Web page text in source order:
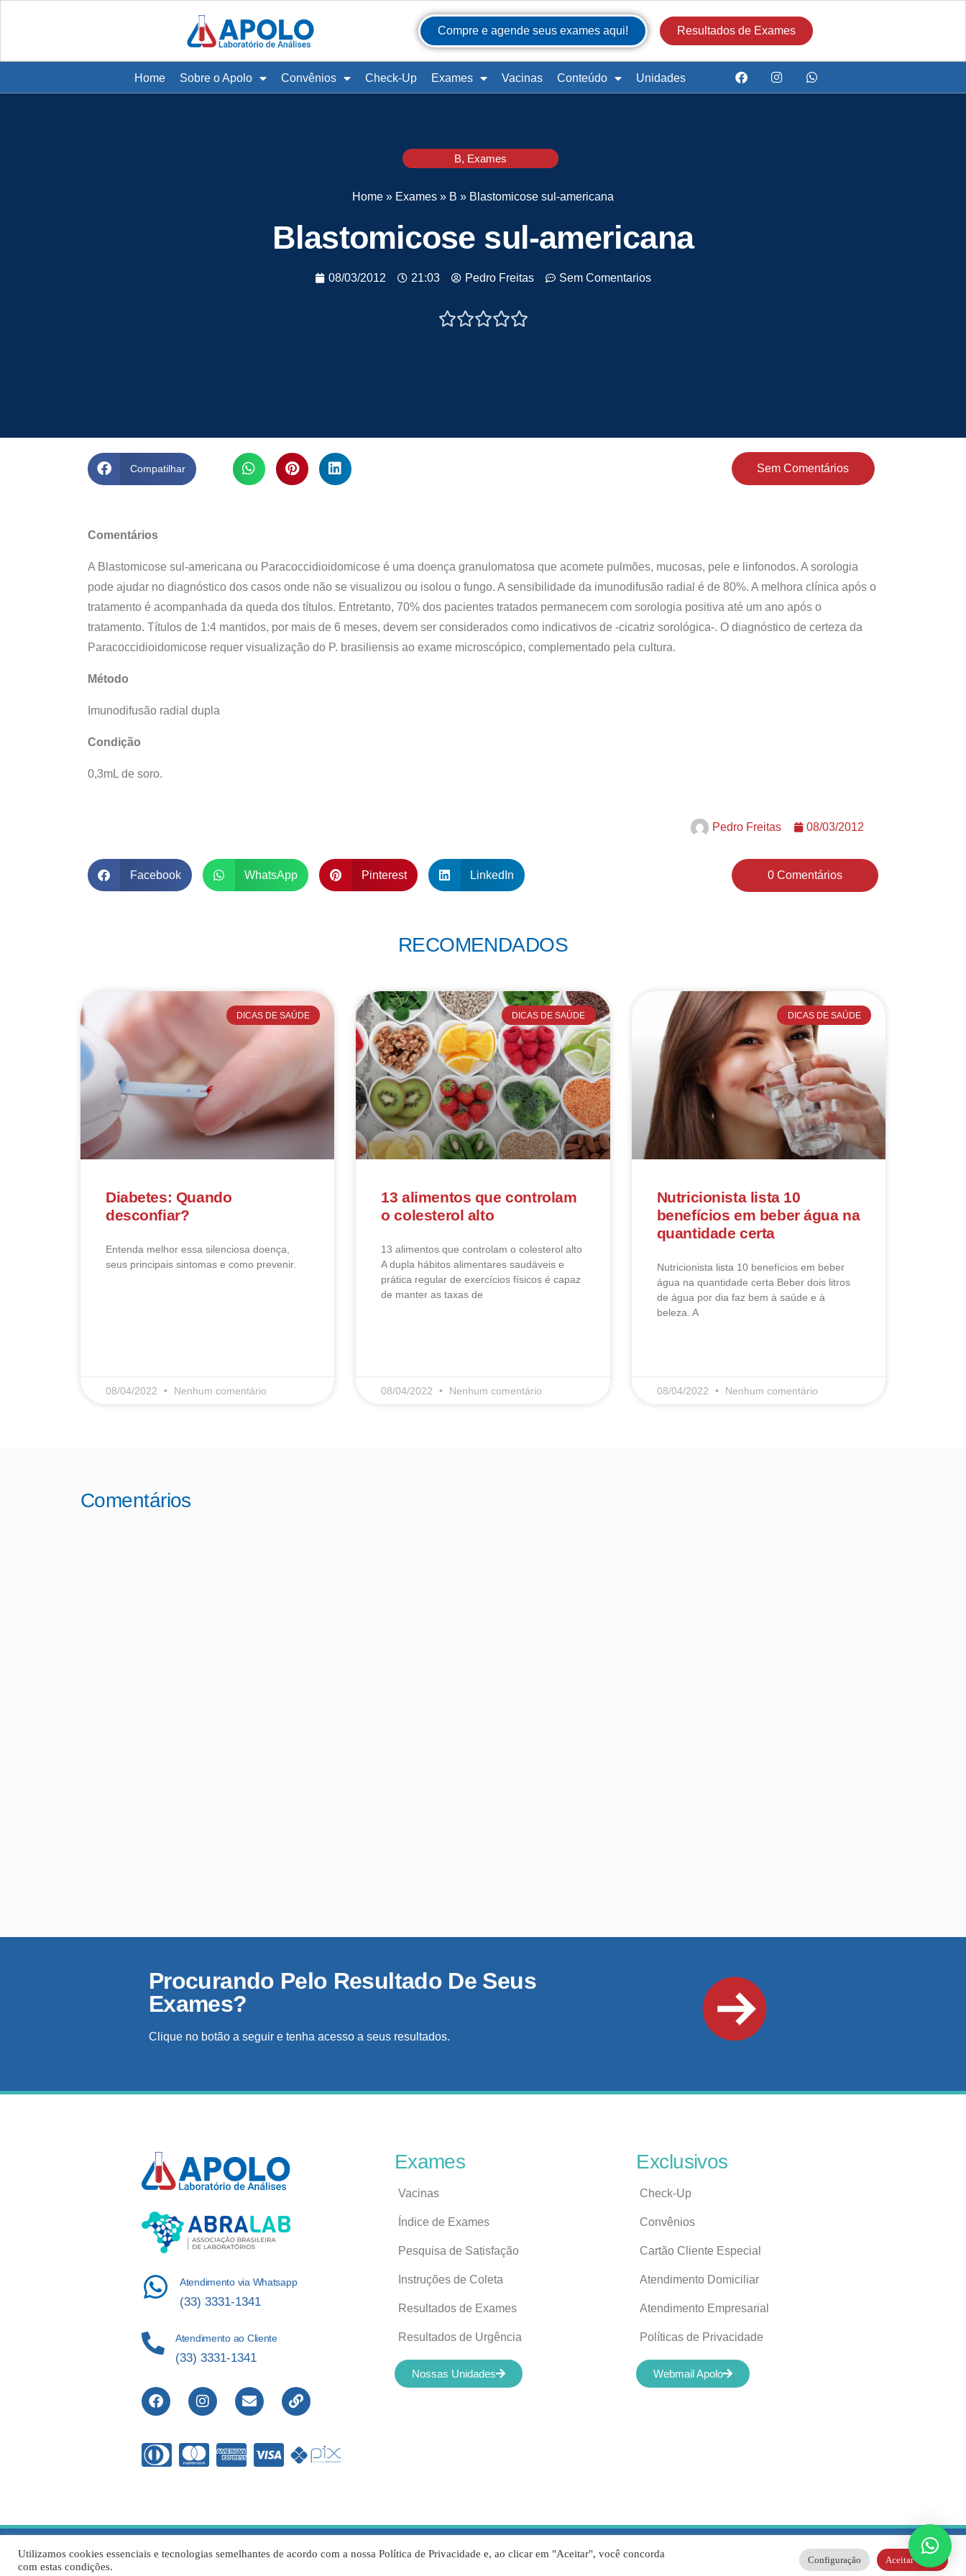
Compre e agende seus exames aqui! Resultados de Exames
Home Sobre o Apolo Convênios Check-Up Exames Vacinas Conteúdo Unidades
B, Exames
Home » Exames » B » Blastomicose sul-americana
Blastomicose sul-americana
08/03/2012 21:03 Pedro Freitas Sem Comentarios

Compatilhar Sem Comentários
Comentários
A Blastomicose sul-americana ou Paracoccidioidomicose é uma doença granulomatosa que acomete pulmões, mucosas, pele e linfonodos. A sorologia
pode ajudar no diagnóstico dos casos onde não se visualizou ou isolou o fungo. A sensibilidade da imunodifusão radial é de 80%. A melhora clínica após o
tratamento é acompanhada da queda dos títulos. Entretanto, 70% dos pacientes tratados permanecem com sorologia positiva até um ano após o
tratamento. Títulos de 1:4 mantidos, por mais de 6 meses, devem ser considerados como indicativos de -cicatriz sorológica-. O diagnóstico de certeza da
Paracoccidioidomicose requer visualização do P. brasiliensis ao exame microscópico, complementado pela cultura.
Método
Imunodifusão radial dupla
Condição
0,3mL de soro.
Pedro Freitas 08/03/2012
Facebook WhatsApp Pinterest LinkedIn 0 Comentários
RECOMENDADOS
DICAS DE SAÚDE
Diabetes: Quando
desconfiar?
Entenda melhor essa silenciosa doença,
seus principais sintomas e como prevenir.
08/04/2022 Nenhum comentário
DICAS DE SAÚDE
13 alimentos que controlam
o colesterol alto
13 alimentos que controlam o colesterol alto​
A dupla hábitos alimentares saudáveis e
prática regular de exercícios físicos é capaz
de manter as taxas de
08/04/2022 Nenhum comentário
DICAS DE SAÚDE
Nutricionista lista 10
benefícios em beber água na
quantidade certa
Nutricionista lista 10 benefícios em beber
água na quantidade certa Beber dois litros
de água por dia faz bem à saúde e à
beleza. A
08/04/2022 Nenhum comentário
Comentários
Procurando Pelo Resultado De Seus
Exames?
Clique no botão a seguir e tenha acesso a seus resultados.
Atendimento via Whatsapp
(33) 3331-1341
Atendimento ao Cliente
(33) 3331-1341
Exames
Vacinas
Índice de Exames
Pesquisa de Satisfação
Instruções de Coleta
Resultados de Exames
Resultados de Urgência
Nossas Unidades
Exclusivos
Check-Up
Convênios
Cartão Cliente Especial
Atendimento Domiciliar
Atendimento Empresarial
Políticas de Privacidade
Webmail Apolo
Direitos Reservados © 2012-2022 Laboratório de Análises Apolo Ltda – 00.421.604/0001-01 |
Utilizamos cookies essenciais e tecnologias semelhantes de acordo com a nossa Política de Privacidade e, ao clicar em "Aceitar", você concorda
com estas condições.
Configuração Aceitar Todos